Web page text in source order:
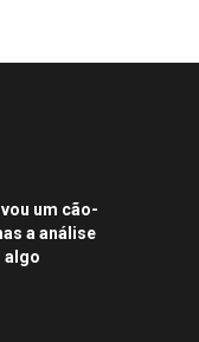
um cão-
a análise
algo